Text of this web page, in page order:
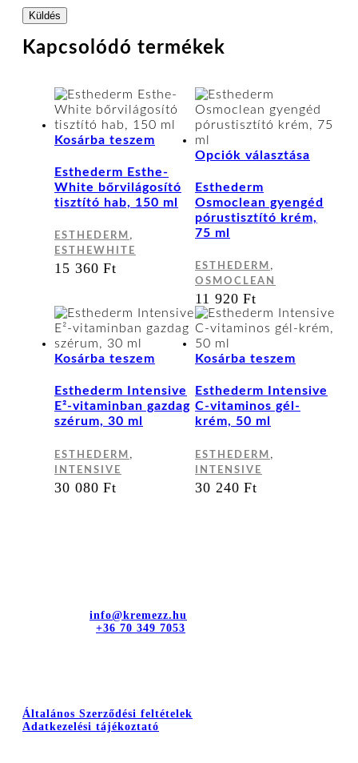
Kapcsolódó termékek
Kosárba teszem
Esthederm Esthe-
White bőrvilágosító
tisztító hab, 150 ml
ESTHEDERM ,
ESTHEWHITE
15 360Ft
Opciók választása
több
ki
Esthederm
Osmoclean gyengéd
pórustisztító krém,
75 ml
ESTHEDERM ,
OSMOCLEAN
11 920Ft
Kosárba teszem
Esthederm Intensive
E²-vitaminban gazdag
szérum, 30 ml
ESTHEDERM ,
INTENSIVE
30 080Ft
Kosárba teszem
Esthederm Intensive
C-vitaminos gél-
krém, 50 ml
ESTHEDERM ,
INTENSIVE
30 240Ft
info@kremezz.hu
+36 70 349 7053
Általános Szerződési feltételek
Adatkezelési tájékoztató